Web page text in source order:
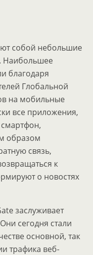
собой небольшие
Наибольшее
благодаря
Глобальной
на мобильные
все приложения,
образом
связь,
к
о новостях
заслуживает
сегодня стали
основной, так
трафика веб-